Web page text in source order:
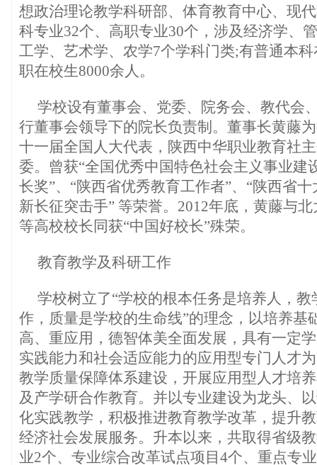
想政治理论教学科研部、体育教育中心、现
科专业32个、高职专业30个，涉及经济学、
工学、艺术学、农学7个学科门类;有普通本
职在校生8000余人。
学校设有董事会、党委、院务会、教代会
行董事会领导下的院长负责制。董事长黄藤
十一届全国人大代表，陕西中华职业教育社
委。曾获“全国优秀中国特色社会主义事业建
长奖”、“陕西省优秀教育工作者”、“陕西省
新长征突击手” 等荣誉。2012年底，黄藤与
等高校校长同获“中国好校长”殊荣。
教育教学及科研工作
学校树立了“学校的根本任务是培养人，
作，质量是学校的生命线”的理念，以培养基
高、重应用，德智体美全面发展，具有一定
实践能力和社会适应能力的应用型专门人才
教学质量保障体系建设，开展应用型人才培
及产学研合作教育。并以专业建设为龙头、
化实践教学，积极推进教育教学改革，提升
经济社会发展服务。升本以来，共取得省级
业2个、专业综合改革试点项目4个、重点专